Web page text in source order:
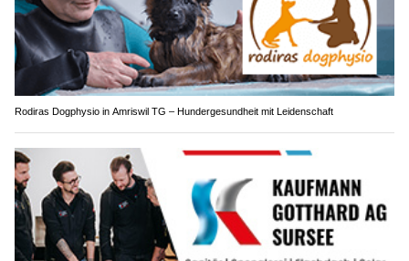
Rodiras Dogphysio in Amriswil TG – Hundergesundheit mit Leidenschaft